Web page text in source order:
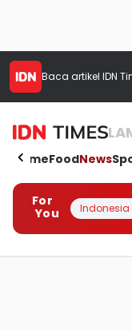
Baca artikel IDN
HomeFoodNews
For
You
Indonesia